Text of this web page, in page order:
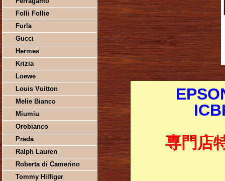
Folli Follie
Furla
Gucci
Hermes
Krizia
Loewe
Louis Vuitton
Melie Bianco
Miumiu
Orobianco
Prada
Ralph Lauren
Roberta di Camerino
Tommy Hilfiger
専門店